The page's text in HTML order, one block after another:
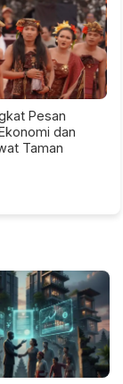
Pesan
dan
Taman